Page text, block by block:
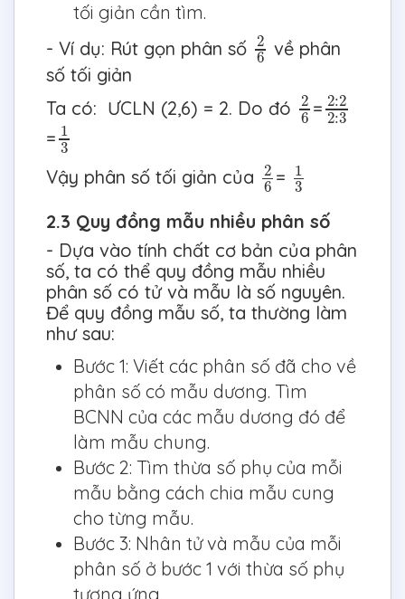
tối giản cần tìm.
- Ví dụ: Rút gọn phân số 2
6
26
về phân
số tối giản
Ta có: ƯCLN (2,6) = 2. Do đó
2
6
26
= 2:2
2:3
2:22
= 1
3
13
Vậy phân số tối giản của
2
6
26
= 1
3
13
2.3 Quy đồng mẫu nhiều phân số
- Dựa vào tính chất cơ bản của phân
số, ta có thể quy đồng mẫu nhiều
phân số có tử và mẫu là số nguyên.
Để quy đồng mẫu số, ta thường làm
như sau:
Bước 1: Viết các phân số đã cho về
phân số có mẫu dương. Tìm
BCNN của các mẫu dương đó để
làm mẫu chung.
Bước 2: Tìm thừa số phụ của mỗi
mẫu bằng cách chia mẫu cung
cho từng mẫu.
Bước 3: Nhân tử và mẫu của mỗi
phân số ở bước 1 với thừa số phụ
tương ứng.